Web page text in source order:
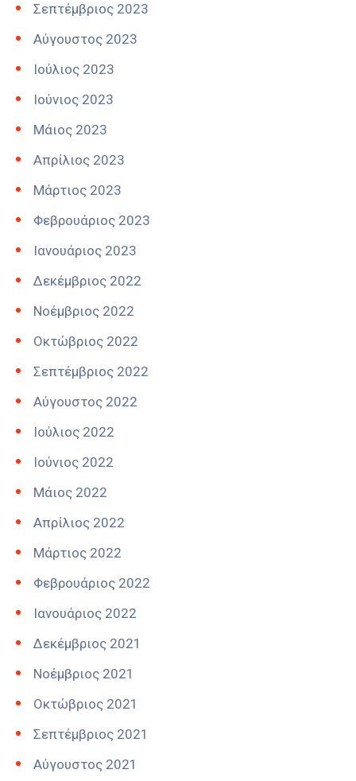
Σεπτέμβριος 2023
Αύγουστος 2023
Ιούλιος 2023
Ιούνιος 2023
Μάιος 2023
Απρίλιος 2023
Μάρτιος 2023
Φεβρουάριος 2023
Ιανουάριος 2023
Δεκέμβριος 2022
Νοέμβριος 2022
Οκτώβριος 2022
Σεπτέμβριος 2022
Αύγουστος 2022
Ιούλιος 2022
Ιούνιος 2022
Μάιος 2022
Απρίλιος 2022
Μάρτιος 2022
Φεβρουάριος 2022
Ιανουάριος 2022
Δεκέμβριος 2021
Νοέμβριος 2021
Οκτώβριος 2021
Σεπτέμβριος 2021
Αύγουστος 2021